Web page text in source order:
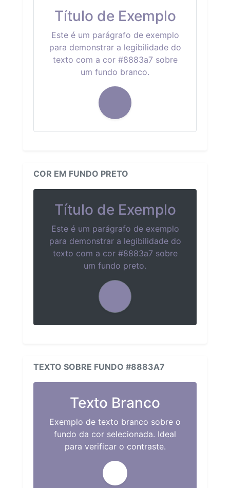
Título de Exemplo
Este é um parágrafo de exemplo
para demonstrar a legibilidade do
texto com a cor #8883a7 sobre
um fundo branco.
COR EM FUNDO PRETO
Título de Exemplo
Este é um parágrafo de exemplo
para demonstrar a legibilidade do
texto com a cor #8883a7 sobre
um fundo preto.
TEXTO SOBRE FUNDO #8883A7
Texto Branco
Exemplo de texto branco sobre o
fundo da cor selecionada. Ideal
para verificar o contraste.